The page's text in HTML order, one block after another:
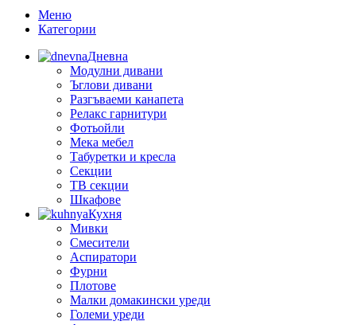
Меню
Категории
Дневна
Модулни дивани
Ъглови дивани
Разгъваеми канапета
Релакс гарнитури
Фотьойли
Мека мебел
Табуретки и кресла
Секции
ТВ секции
Шкафове
Кухня
Мивки
Смесители
Аспиратори
Фурни
Плотове
Малки домакински уреди
Големи уреди